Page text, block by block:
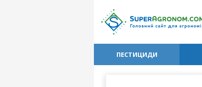
ПЕСТИЦИДИ